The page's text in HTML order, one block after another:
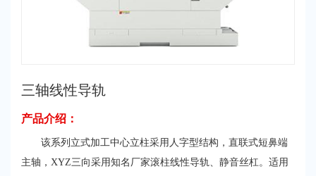
三轴线性导轨
产品介绍：
该系列立式加工中心立柱采用人字型结构，直联式短鼻端
主轴，XYZ三向采用知名厂家滚柱线性导轨、静音丝杠。适用